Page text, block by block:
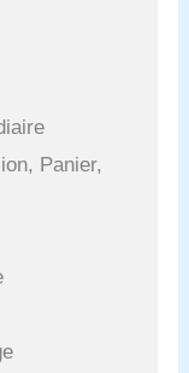
Panier,